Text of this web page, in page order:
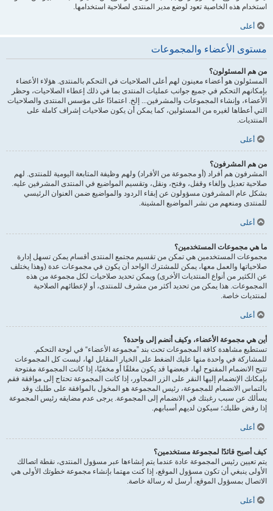
استخدام هذه الخاصية تعود لوضع مدير المنتدى لصلاحية استخدامها.
أعلى
مستوى الأعضاء والمجموعات
من هم المسئولون؟
المسئولون هو أعضاء معينون لهم أعلى الصلاحيات في التحكم بالمنتدى. هؤلاء الأعضاء
بإمكانهم التحكم في جميع جوانب عمليات المنتدى بما في ذلك إعطاء الصلاحيات، وحظر
الأعضاء، وإنشاء المجموعات والمشرفين... إلخ. اعتمادًا على مؤسس المنتدى والصلاحيات
التي أعطاها لغيره من المسئولين، كما يمكن أن يكون صلاحيات إشراف كاملة على
المنتديات.
أعلى
من هم المشرفون؟
المشرفون هم أفراد (أو مجموعة من الأفراد) ولهم وظيفة المتابعة اليومية للمنتدى. لهم
صلاحية تعديل وإلغاء وقفل، وفتح، ونقل، وتقسيم المواضيع في المنتدى المشرفين عليه.
بشكل عام المشرفون مسؤولون عن إبقاء الردود والمواضيع ضمن العنوان الرئيسي
للمنتدى ومنعهم من نشر المواضيع المشينة.
أعلى
ما هي مجموعات المستخدمين؟
مجموعات المستخدمين هي تمكن من تقسيم مجتمع المنتدى أقسام يمكن تسهل إدارة
صلاحياتها والعمل معها، يمكن للمشترك الواحد أن يكون في مجموعات عدة (وهذا يختلف
عن الكثير من أنواع المنتديات الأخرى) ويمكن تحديد صلاحيات لكل مجموعة من هذه
المجموعات. هذا يمكن من تحديد أكثر من مشرف للمنتدى، أو لإعطائهم الصلاحية
لمنتديات خاصة.
أعلى
أين هي مجموعة الأعضاء، وكيف أنضم إلى واحدة؟
تستطيع مشاهدة كافة المجموعات تحت بند ”مجموعة الأعضاء“ في لوحة التحكم.
للمشاركة في واحدة منها عليك الضغط على الخيار المقابل لها، ليست كل المجموعات
تتيح الانضمام المفتوح لها، فبعضها قد يكون مغلقًا أو مخفيًا، إذا كانت المجموعة مفتوحة
بإمكانك الإنضمام إليها النقر على الزر المجاور، إذا كانت المجموعة تحتاج إلى موافقة فقم
بالتماس الانضمام للمجموعة، رئيس المجموعة هو المخول بالموافقة على طلبك وقد
يسألك عن سبب رغبتك في الانضمام إلى المجموعة. يرجى عدم مضايقه رئيس المجموعة
إذا رفض طلبك؛ سيكون لديهم أسبابهم.
أعلى
كيف أصبح قائدًا لمجموعة مستخدمين؟
يتم تعيين رئيس المجموعة عادة عندما يتم إنشاءها عبر مسؤول المنتدى، نقطة اتصالك
الأولى ينبغي أن تكون مسؤول الموقع، إذا كنت مهتما بإنشاء مجموعة خطوتك الأولى هي
الاتصال بمسؤول الموقع، أرسل له رسالة خاصة.
أعلى